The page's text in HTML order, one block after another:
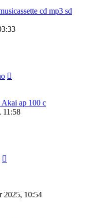
cd mp3 sd
ap 100 c
11:58
2025, 10:54